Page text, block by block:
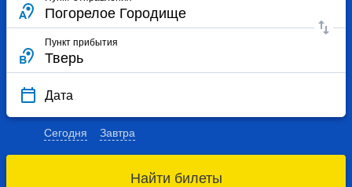
Пункт прибытия
Дата
Сегодня Завтра
Найти билеты